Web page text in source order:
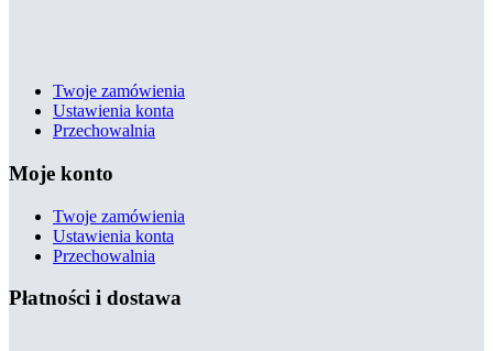
Twoje zamówienia
Ustawienia konta
Przechowalnia
Moje konto
Twoje zamówienia
Ustawienia konta
Przechowalnia
Płatności i dostawa